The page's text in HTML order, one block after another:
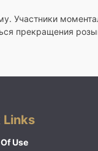
Участники
прекращения
Links
Use